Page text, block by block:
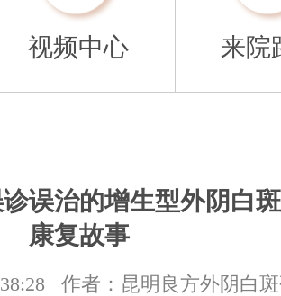
视频中心 来院
诊误治的增生型外阴白
康复故事
作者：昆明良方外阴白